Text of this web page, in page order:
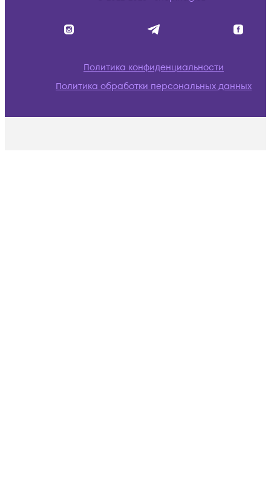
Политика конфиденциальности
Политика обработки персональных данных